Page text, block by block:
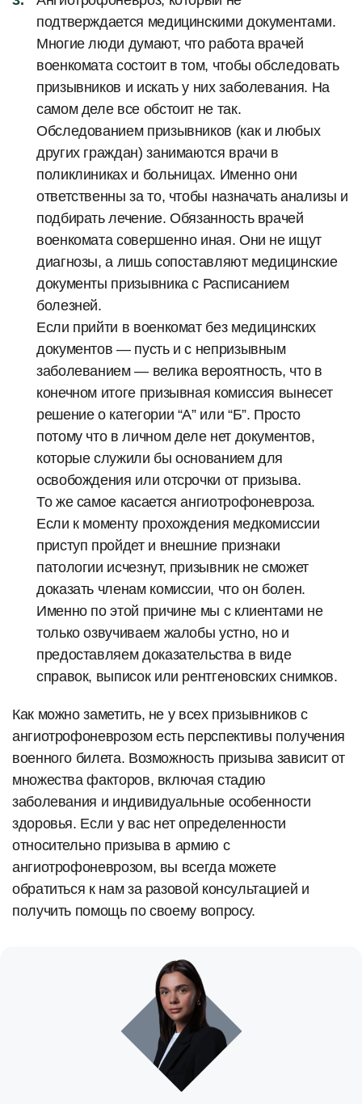
подтверждается медицинскими документами.
Многие люди думают, что работа врачей
военкомата состоит в том, чтобы обследовать
призывников и искать у них заболевания. На
самом деле все обстоит не так.
Обследованием призывников (как и любых
других граждан) занимаются врачи в
поликлиниках и больницах. Именно они
ответственны за то, чтобы назначать анализы и
подбирать лечение. Обязанность врачей
военкомата совершенно иная. Они не ищут
диагнозы, а лишь сопоставляют медицинские
документы призывника с Расписанием
болезней.
Если прийти в военкомат без медицинских
документов — пусть и с непризывным
заболеванием — велика вероятность, что в
конечном итоге призывная комиссия вынесет
решение о категории “А” или “Б”. Просто
потому что в личном деле нет документов,
которые служили бы основанием для
освобождения или отсрочки от призыва.
То же самое касается ангиотрофоневроза.
Если к моменту прохождения медкомиссии
приступ пройдет и внешние признаки
патологии исчезнут, призывник не сможет
доказать членам комиссии, что он болен.
Именно по этой причине мы с клиентами не
только озвучиваем жалобы устно, но и
предоставляем доказательства в виде
справок, выписок или рентгеновских снимков.
Как можно заметить, не у всех призывников с
ангиотрофоневрозом есть перспективы получения
военного билета. Возможность призыва зависит от
множества факторов, включая стадию
заболевания и индивидуальные особенности
здоровья. Если у вас нет определенности
относительно призыва в армию с
ангиотрофоневрозом, вы всегда можете
обратиться к нам за разовой консультацией и
получить помощь по своему вопросу.